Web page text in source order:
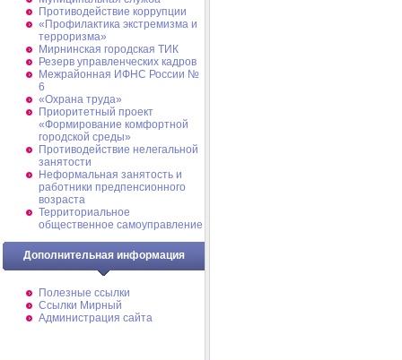
Противодействие коррупции
«Профилактика экстремизма и
терроризма»
Мирнинская городская ТИК
Резерв управленческих кадров
Межрайонная ИФНС России №
6
«Охрана труда»
Приоритетный проект
«Формирование комфортной
городской среды»
Противодействие нелегальной
занятости
Неформальная занятость и
работники предпенсионного
возраста
Территориальное
общественное самоуправление
Дополнительная информация
Полезные ссылки
Ссылки Мирный
Администрация сайта